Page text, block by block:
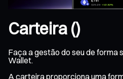
Carteira ()
Faça a gestão do seu de forma
Wallet.
A carteira proporciona uma